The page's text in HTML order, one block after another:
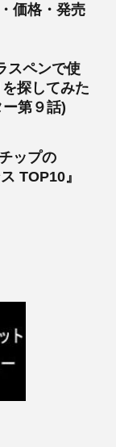
価格・発売
スペンで使
探してみた
第９話)
ップの
TOP10』